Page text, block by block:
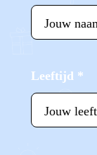
Leeftijd *